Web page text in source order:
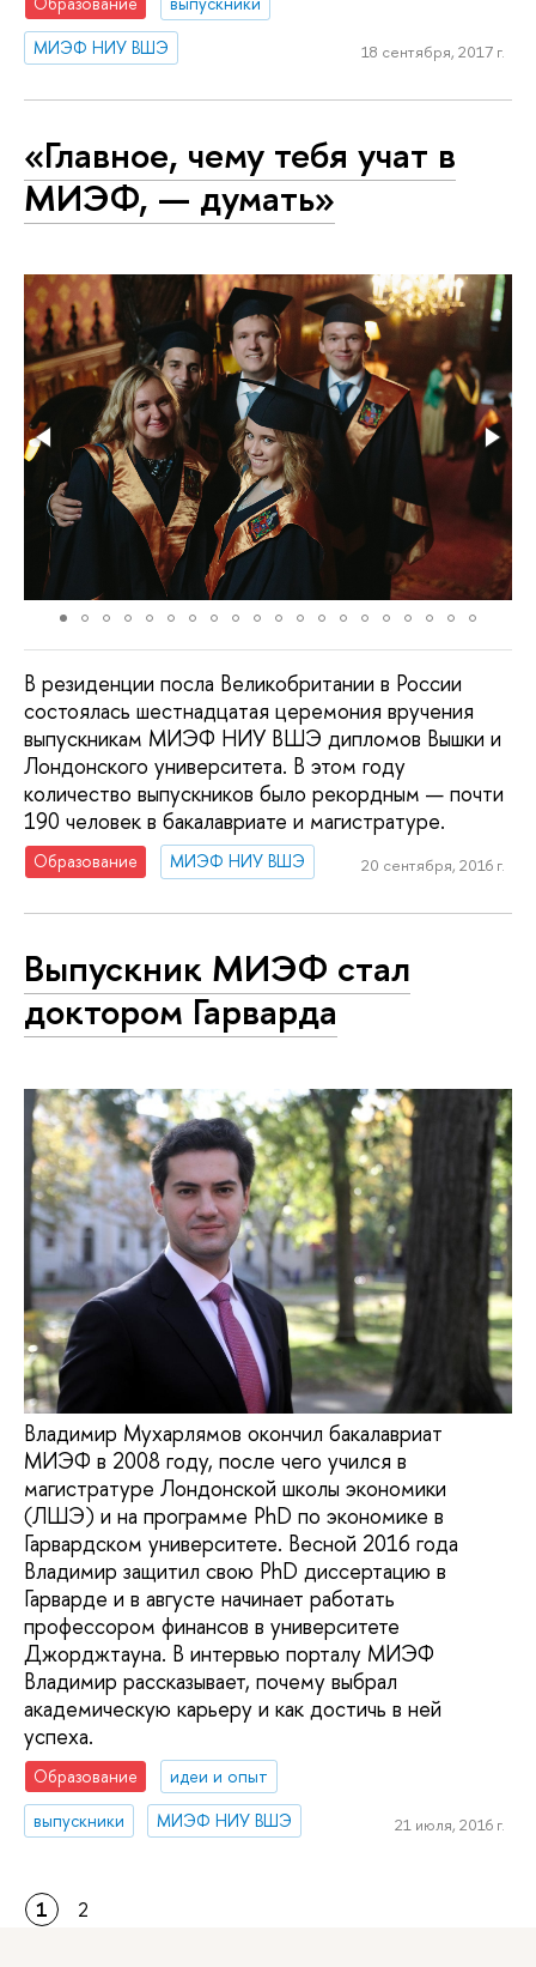
МИЭФ НИУ ВШЭ
18 сентября, 2017 г.
«Главное, чему тебя учат в
МИЭФ, — думать»
В резиденции посла Великобритании в России
состоялась шестнадцатая церемония вручения
выпускникам МИЭФ НИУ ВШЭ дипломов Вышки и
Лондонского университета. В этом году
количество выпускников было рекордным — почти
190 человек в бакалавриате и магистратуре.
Образование МИЭФ НИУ ВШЭ 20 сентября, 2016 г.
Выпускник МИЭФ стал
доктором Гарварда
Владимир Мухарлямов окончил бакалавриат
МИЭФ в 2008 году, после чего учился в
магистратуре Лондонской школы экономики
(ЛШЭ) и на программе PhD по экономике в
Гарвардском университете. Весной 2016 года
Владимир защитил свою PhD диссертацию в
Гарварде и в августе начинает работать
профессором финансов в университете
Джорджтауна. В интервью порталу МИЭФ
Владимир рассказывает, почему выбрал
академическую карьеру и как достичь в ней
успеха.
Образование
идеи и опыт
выпускники
МИЭФ НИУ ВШЭ 21 июля, 2016 г.
1 2